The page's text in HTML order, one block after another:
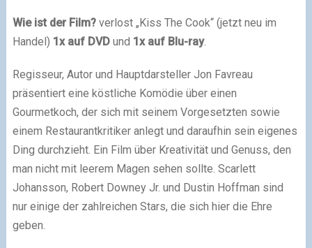
Wie ist der Film?verlost „Kiss The Cook“ (jetzt neu im
Handel) 1x auf DVDund 1x auf Blu-ray.
Regisseur, Autor und Hauptdarsteller Jon Favreau
präsentiert eine köstliche Komödie über einen
Gourmetkoch, der sich mit seinem Vorgesetzten sowie
einem Restaurantkritiker anlegt und daraufhin sein eigenes
Ding durchzieht. Ein Film über Kreativität und Genuss, den
man nicht mit leerem Magen sehen sollte. Scarlett
Johansson, Robert Downey Jr. und Dustin Hoffman sind
nur einige der zahlreichen Stars, die sich hier die Ehre
geben.